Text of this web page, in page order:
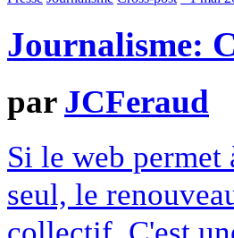
Journalisme:
par JCFeraud
Si le web
seul, le